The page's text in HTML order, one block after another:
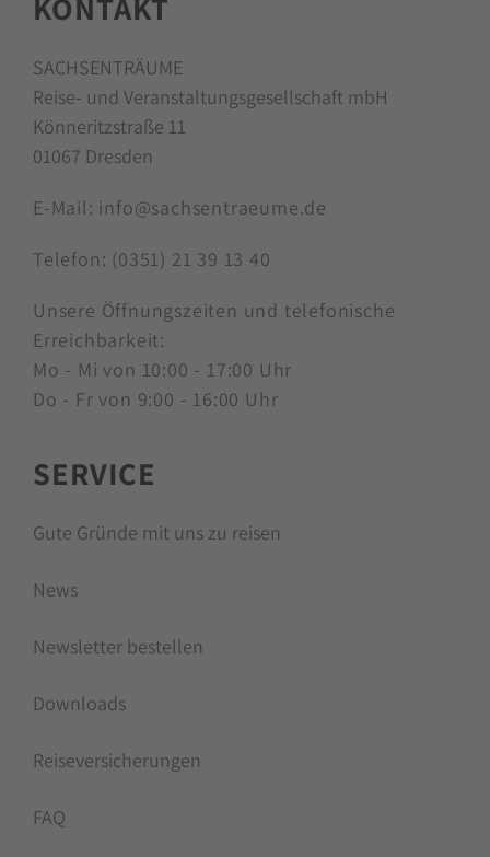
SACHSENTRÄUME
Reise- und Veranstaltungsgesellschaft mbH
Könneritzstraße 11
01067 Dresden
E-Mail: info@sachsentraeume.de
Telefon: (0351) 21 39 13 40
Unsere Öffnungszeiten und telefonische
Erreichbarkeit:
Mo - Mi von 10:00 - 17:00 Uhr
Do - Fr von 9:00 - 16:00 Uhr
SERVICE
Gute Gründe mit uns zu reisen
News
Newsletter bestellen
Downloads
Reiseversicherungen
FAQ